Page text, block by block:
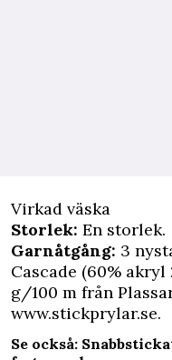
Virkad väska
Storlek: En storlek.
Garnåtgång: 3
Cascade (60% akryl
g/100 m från
www.stickprylar.se.
Se också: